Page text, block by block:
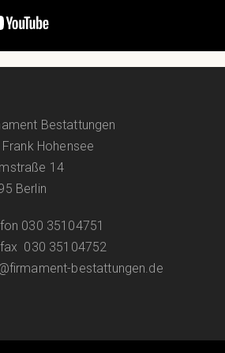
Bestattungen
Frank Hohensee
14
Berlin
030 35104751
030 35104752
bestattungen.de